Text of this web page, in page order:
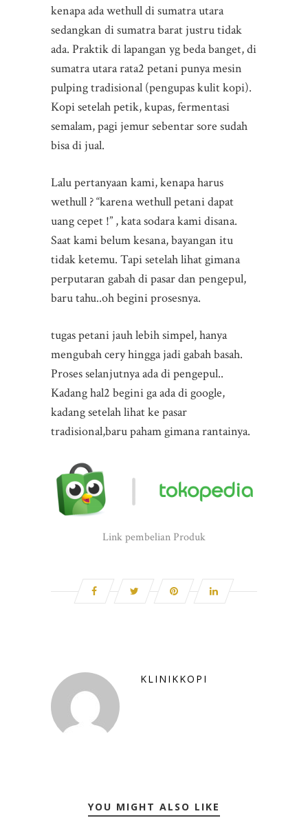
kenapa ada wethull di sumatra utara
sedangkan di sumatra barat justru tidak
ada. Praktik di lapangan yg beda banget, di
sumatra utara rata2 petani punya mesin
pulping tradisional (pengupas kulit kopi).
Kopi setelah petik, kupas, fermentasi
semalam, pagi jemur sebentar sore sudah
bisa di jual.
Lalu pertanyaan kami, kenapa harus
wethull ? “karena wethull petani dapat
uang cepet !” , kata sodara kami disana.
Saat kami belum kesana, bayangan itu
tidak ketemu. Tapi setelah lihat gimana
perputaran gabah di pasar dan pengepul,
baru tahu..oh begini prosesnya.
tugas petani jauh lebih simpel, hanya
mengubah cery hingga jadi gabah basah.
Proses selanjutnya ada di pengepul..
Kadang hal2 begini ga ada di google,
kadang setelah lihat ke pasar
tradisional,baru paham gimana rantainya.
Link pembelian Produk
KLINIKKOPI
YOU MIGHT ALSO LIKE